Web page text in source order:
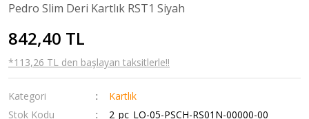
Pedro Slim Deri Kartlık RST1 Siyah
842,40 TL
*113,26 TL den başlayan taksitlerle!!
Kategori
Kartlık
Stok Kodu
2_pc_LO-05-PSCH-RS01N-00000-00